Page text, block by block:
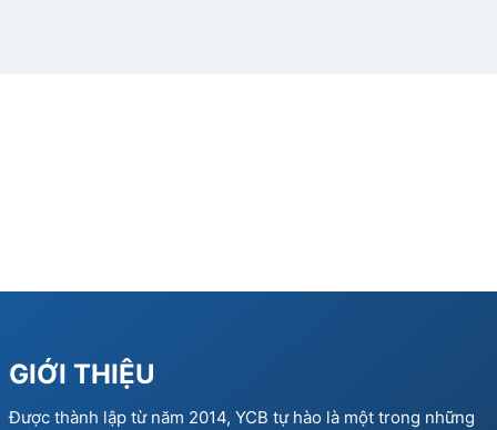
GIỚI THIỆU
Được thành lập từ năm 2014, YCB tự hào là một trong những